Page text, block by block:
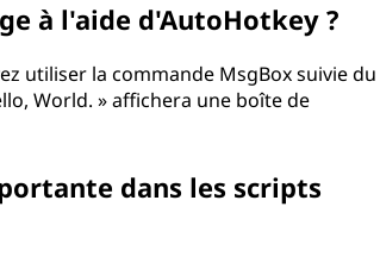
à l'aide d'AutoHotkey ?
utiliser la commande MsgBox suivie du
World. » affichera une boîte de
dans les scripts